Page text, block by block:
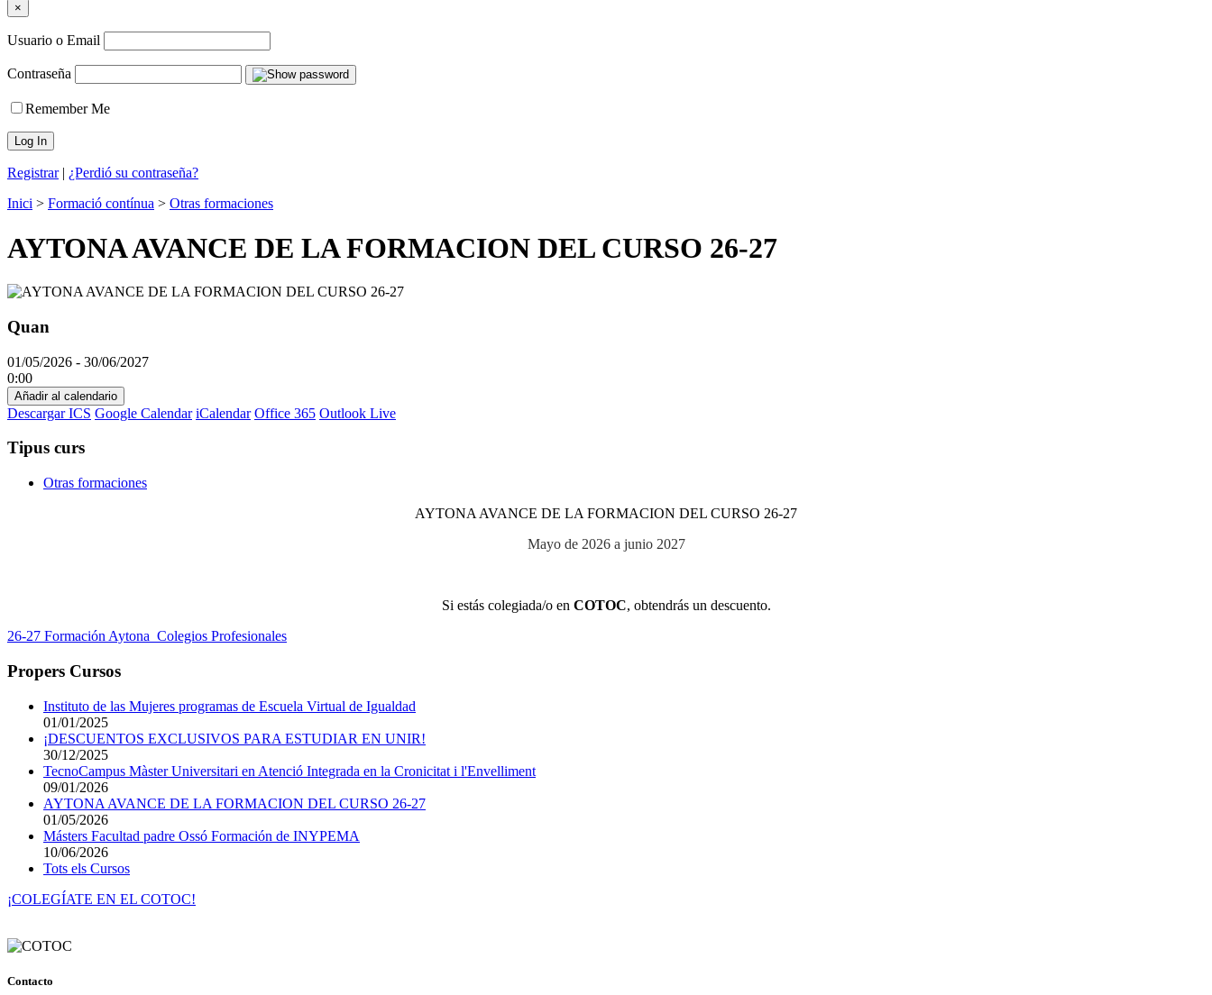
×
Usuario o Email
Contraseña
Remember Me
Registrar| ¿Perdió su contraseña?
Inici > Formació contínua > Otras formaciones
AYTONA AVANCE DE LA FORMACION DEL CURSO 26-27
Quan
01/05/2026 - 30/06/2027
0:00
Añadir al calendario
Descargar ICS Google Calendar iCalendar Office 365 Outlook Live
Tipus curs
Otras formaciones
AYTONA AVANCE DE LA FORMACION DEL CURSO 26-27
Mayo de 2026 a junio 2027
Si estás colegiada/o en COTOC, obtendrás un descuento.
26-27 Formación Aytona_Colegios Profesionales
Propers Cursos
Instituto de las Mujeres programas de Escuela Virtual de Igualdad
01/01/2025
¡DESCUENTOS EXCLUSIVOS PARA ESTUDIAR EN UNIR!
30/12/2025
TecnoCampus Màster Universitari en Atenció Integrada en la Cronicitat i l'Envelliment
09/01/2026
AYTONA AVANCE DE LA FORMACION DEL CURSO 26-27
01/05/2026
Másters Facultad padre Ossó Formación de INYPEMA
10/06/2026
Tots els Cursos
¡COLEGÍATE EN EL COTOC!
Contacto